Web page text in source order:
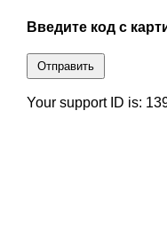
Введите код с
Отправить
Your support ID is: